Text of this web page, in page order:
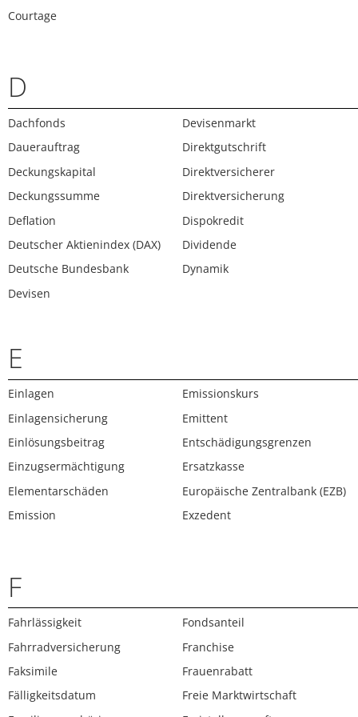
Courtage
D
Dachfonds
Dauerauftrag
Deckungskapital
Deckungssumme
Deflation
Deutscher Aktienindex (DAX)
Deutsche Bundesbank
Devisen
Devisenmarkt
Direktgutschrift
Direktversicherer
Direktversicherung
Dispokredit
Dividende
Dynamik
E
Einlagen
Einlagensicherung
Einlösungsbeitrag
Einzugsermächtigung
Elementarschäden
Emission
Emissionskurs
Emittent
Entschädigungsgrenzen
Ersatzkasse
Europäische Zentralbank (EZB)
Exzedent
F
Fahrlässigkeit
Fahrradversicherung
Faksimile
Fälligkeitsdatum
Fondsanteil
Franchise
Frauenrabatt
Freie Marktwirtschaft